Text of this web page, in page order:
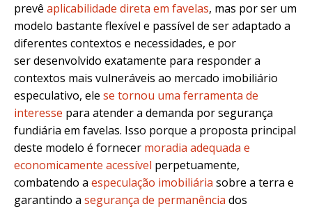
prevê aplicabilidade direta em favelas, mas por ser um
modelo bastante flexível e passível de ser adaptado a
diferentes contextos e necessidades, e por
ser desenvolvido exatamente para responder a
contextos mais vulneráveis ao mercado imobiliário
especulativo, ele se tornou uma ferramenta de
interesse para atender a demanda por segurança
fundiária em favelas. Isso porque a proposta principal
deste modelo é fornecer moradia adequada e
economicamente acessível perpetuamente,
combatendo a especulação imobiliária sobre a terra e
garantindo a segurança de permanência dos